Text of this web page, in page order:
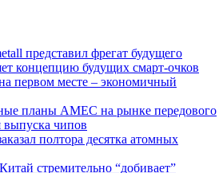
представил фрегат будущего
концепцию будущих смарт-очков
первом месте – экономичный
планы AMEC на рынке передового
выпуска чипов
полтора десятка атомных
стремительно “добивает”